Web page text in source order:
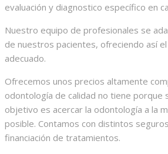
evaluación y diagnostico específico en
Nuestro equipo de profesionales se
de nuestros pacientes, ofreciendo así
adecuado.
Ofrecemos unos precios altamente
odontología de calidad no tiene porque
objetivo es acercar la odontología a la
posible. Contamos con distintos
financiación de tratamientos.